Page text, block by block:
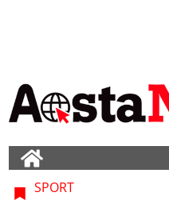
SPORT